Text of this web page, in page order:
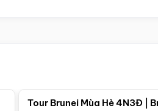
Tour Brunei Mùa Hè 4N3Đ |